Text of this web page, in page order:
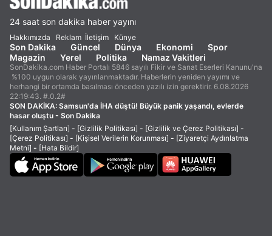
24 saat son dakika haber yayını
Hakkımızda Reklam İletişim Künye
Son Dakika Güncel Dünya Ekonomi
Spor
Magazin
Yerel Politika Namaz Vakitleri
SonDakika.com Haber Portalı 5846 sayılı Fikir ve Sanat Eserleri Kanunu'na
%100 uygun olarak yayınlanmaktadır. Haberlerin yeniden yayımı ve
herhangi bir ortamda basılması önceden yazılı izin gerektirir. 6.08.2026
22:19:43. #.0.2#
SON DAKİKA: Samsun'da İHA düştü! Büyük panik yaşandı, evlerde
hasar oluştu - Son Dakika
[Kullanım Şartları] - [Gizlilik Politikası] - [Gizlilik ve Çerez Politikası] -
[Çerez Politikası] - [Kişisel Verilerin Korunması] - [Ziyaretçi Aydınlatma
Metni] - [Hata Bildir]